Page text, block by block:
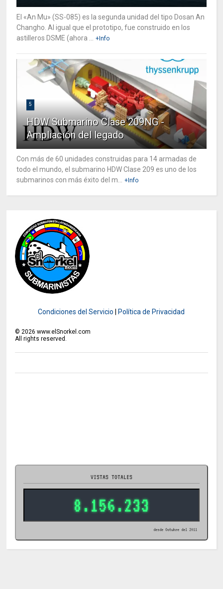
El «An Mu» (SS-085) es la segunda unidad del tipo Dosan An
Changho. Al igual que el prototipo, fue construido en los
astilleros DSME (ahora ... +Info
5
HDW Submarino Clase 209NG -
Ampliación del legado
Con más de 60 unidades construidas para 14 armadas de
todo el mundo, el submarino HDW Clase 209 es uno de los
submarinos con más éxito del m... +Info
Condiciones del Servicio Política de Privacidad
©2026 www.elSnorkel.com
All rights reserved.
VISTAS TOTALES
8.156.233
desde Octubre del 2011